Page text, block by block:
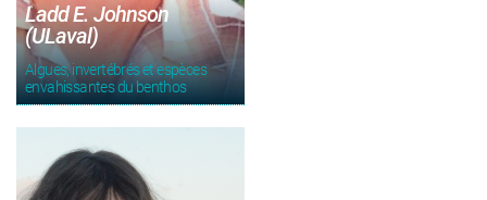
Ladd E. Johnson
(ULaval)
Algues, invertébrés et espèces
envahissantes du benthos